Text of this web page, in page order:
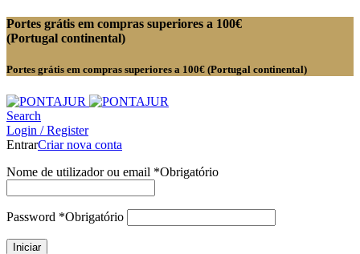
Portes grátis em compras superiores a 100€
(Portugal continental)
Portes grátis em compras superiores a 100€ (Portugal continental)
Search
Login / Register
EntrarCriar nova conta
Nome de utilizador ou email *Obrigatório
Password *Obrigatório
Iniciar